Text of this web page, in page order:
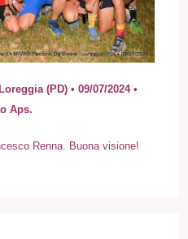
(PD) • 09/07/2024 •
Aps.
Renna. Buona visione!